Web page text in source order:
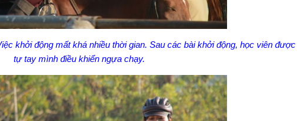
khởi động mất khá nhiều thời gian. Sau các bài khởi động, học viên được
tự tay mình điều khiển ngựa chạy.